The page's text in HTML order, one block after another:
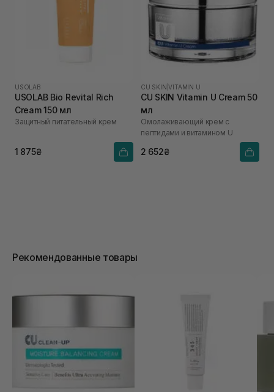
USOLAB
USOLAB Bio Revital Rich
Cream 150 мл
Защитный питательный крем
1 875₴
CU SKIN |VITAMIN U
CU SKIN Vitamin U Cream 50
мл
Омолаживающий крем с
пептидами и витамином U
2 652₴
Рекомендованные товары